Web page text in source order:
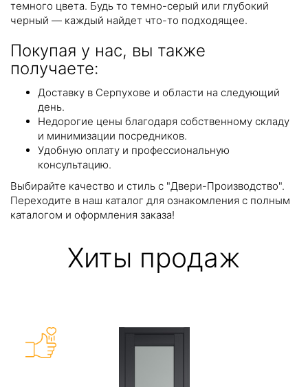
темного цвета. Будь то темно-серый или глубокий
черный — каждый найдет что-то подходящее.
Покупая у нас, вы также
получаете:
Доставку в Серпухове и области на следующий
день.
Недорогие цены благодаря собственному складу
и минимизации посредников.
Удобную оплату и профессиональную
консультацию.
Выбирайте качество и стиль с "Двери-Производство".
Переходите в наш каталог для ознакомления с полным
каталогом и оформления заказа!
Хиты продаж